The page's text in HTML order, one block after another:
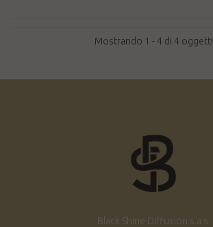
Mostrando 1 - 4 di 4 oggetti
Black Shine Diffusion s.a.s.